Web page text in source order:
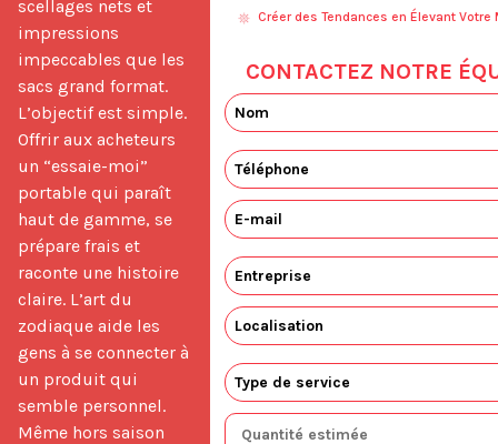
scellages nets et
impressions
impeccables que les
sacs grand format.
L’objectif est simple.
Offrir aux acheteurs
un “essaie-moi”
portable qui paraît
haut de gamme, se
prépare frais et
raconte une histoire
claire. L’art du
zodiaque aide les
gens à se connecter à
un produit qui
semble personnel.
Même hors saison
Créer des Tendances en Élevant Votre
CONTACTEZ NOTRE